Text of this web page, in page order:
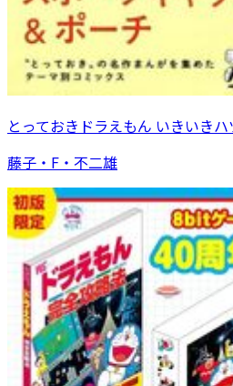
とっておきドラえもん いきいき
藤子・F・不二雄